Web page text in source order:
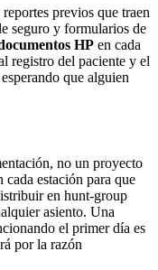
previos que traen
seguro y formularios de
HP en cada
registro del paciente y el
que alguien
no un proyecto
cada estación para que
en hunt-group
asiento. Una
el primer día es
por la razón